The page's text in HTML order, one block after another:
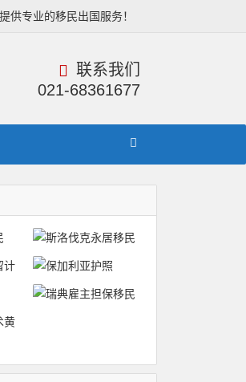
供专业的移民出国服务！
联系我们
021-68361677